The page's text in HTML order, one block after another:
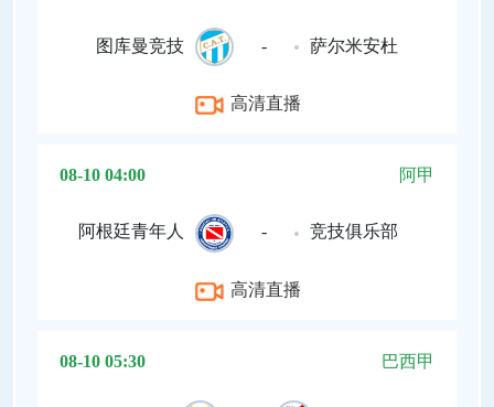
图库曼竞技 - 萨尔米安杜
高清直播
08-10 04:00 阿甲
阿根廷青年人 - 竞技俱乐部
高清直播
08-10 05:30 巴西甲